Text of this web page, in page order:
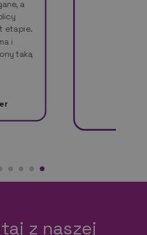
Freelancer
z naszej